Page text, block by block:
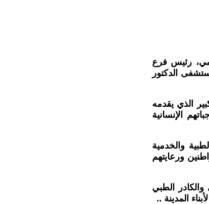
رئيس فرع
الدكتور
الذي يقدمه
الإنسانية
والخدمية
ورعايتهم
والكادر الطبي
المدينة ..